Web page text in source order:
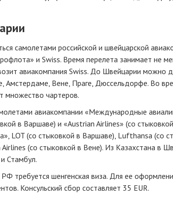
самолетами российской и швейцарской
и Swiss. Время перелета занимает не
авиакомпания Swiss. До Швейцарии можно
Амстердаме, Вене, Праге, Дюссельдорфе. Во
множество чартеров.
авиакомпании «Международные
в Варшаве) и «Austrian Airlines» (со
LOT (со стыковкой в Варшаве), Lufthansa (со
Airlines (со стыковкой в Вене). Из Казахстана в
Стамбул.
требуется шенгенская виза. Для ее
Консульский сбор составляет 35 EUR.